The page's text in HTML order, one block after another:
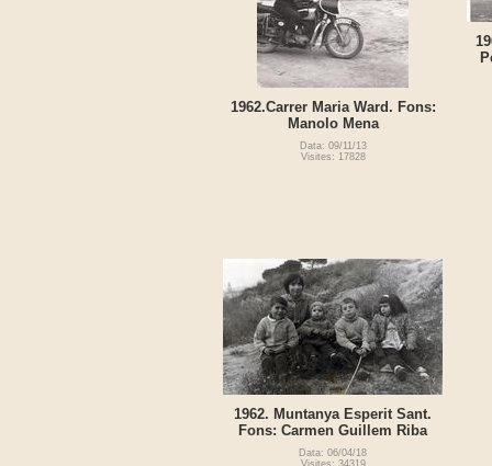
1962.Carrer Maria Ward. Fons:
Manolo Mena
Data: 09/11/13
Visites: 17828
1962. Muntanya Esperit Sant.
Fons: Carmen Guillem Riba
Data: 06/04/18
Visites: 34319